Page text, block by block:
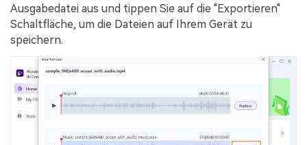
Ausgabedatei aus und tippen Sie auf die "Exportieren"
Schaltfläche, um die Dateien auf Ihrem Gerät zu
speichern.